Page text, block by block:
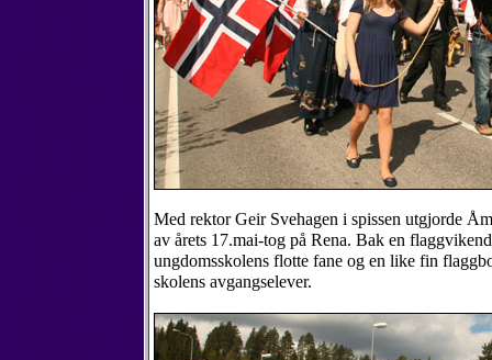
Med rektor Geir Svehagen i spissen utgjorde
av årets 17.mai-tog på Rena. Bak en
ungdomsskolens flotte fane og en like fin
skolens avgangselever.